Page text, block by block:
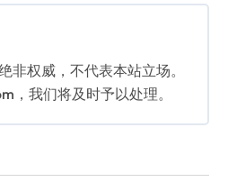
非权威，不代表本站立场。
，我们将及时予以处理。